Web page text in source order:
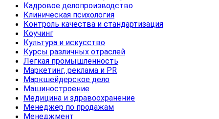
Кадровое делопроизводство
Клиническая психология
Контроль качества и стандартизация
Коучинг
Культура и искусство
Курсы различных отраслей
Легкая промышленность
Маркетинг, реклама и PR
Маркшейдерское дело
Машиностроение
Медицина и здравоохранение
Менеджер по продажам
Менеджмент